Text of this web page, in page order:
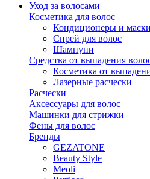
Уход за волосами
Косметика для волос
Кондиционеры и маски
Спрей для волос
Шампуни
Средства от выпадения
Косметика от
Лазерные расчески
Расчески
Аксессуары для волос
Машинки для стрижки
Фены для волос
Бренды
GEZATONE
Beauty Style
Meoli